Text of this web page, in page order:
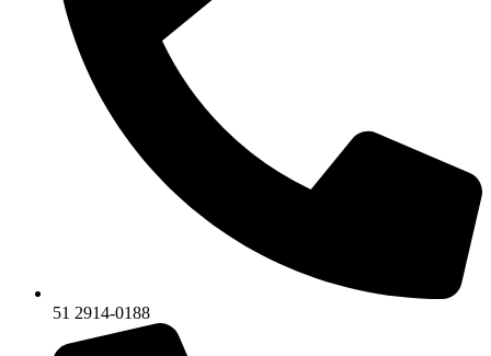
51 2914-0188